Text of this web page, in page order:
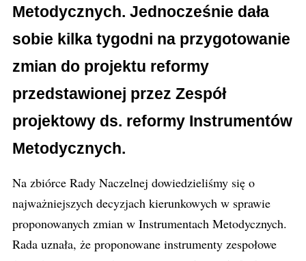
Metodycznych. Jednocześnie dała
sobie kilka tygodni na przygotowanie
zmian do projektu reformy
przedstawionej przez Zespół
projektowy ds. reformy Instrumentów
Metodycznych.
Na zbiórce Rady Naczelnej dowiedzieliśmy się o
najważniejszych decyzjach kierunkowych w sprawie
proponowanych zmian w Instrumentach Metodycznych.
Rada uznała, że proponowane instrumenty zespołowe